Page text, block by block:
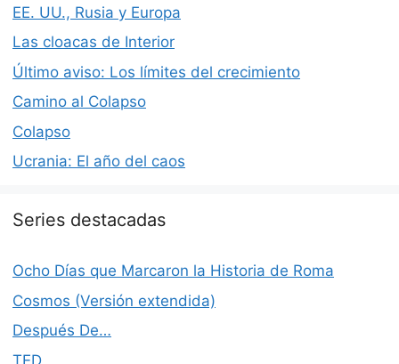
EE. UU., Rusia y Europa
Las cloacas de Interior
Último aviso: Los límites del crecimiento
Camino al Colapso
Colapso
Ucrania: El año del caos
Series destacadas
Ocho Días que Marcaron la Historia de Roma
Cosmos (Versión extendida)
Después De…
TED